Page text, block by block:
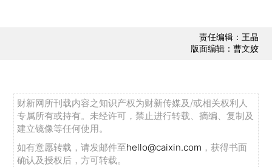
责任编辑：王晶
版面编辑：曹文姣
财新网所刊载内容之知识产权为财新传媒及/或相关权利人
专属所有或持有。未经许可，禁止进行转载、摘编、复制及
建立镜像等任何使用。
如有意愿转载，请发邮件至hello@caixin.com ，获得书面
确认及授权后，方可转载。